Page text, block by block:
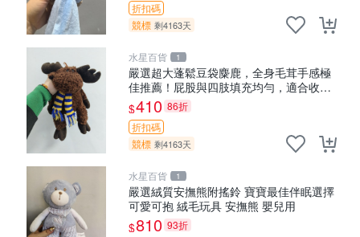
折扣碼
競標 剩4163天
水星百貨 1
嚴選超大蓬鬆豆袋麋鹿，全身毛茸手感極
佳推薦！屁股與四肢填充均勻，適合收藏
與孩童共賞。 麋鹿 豆袋 毛茸玩具
$410 86折
折扣碼
競標 剩4163天
水星百貨 1
嚴選絨質安撫熊附搖鈴 寶寶最佳伴眠選擇
可愛可抱 絨毛玩具 安撫熊 嬰兒用
$810 93折